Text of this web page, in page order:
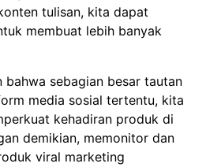
tulisan, kita dapat
membuat lebih banyak
bahwa sebagian besar tautan
media sosial tertentu, kita
kehadiran produk di
demikian, memonitor dan
viral marketing